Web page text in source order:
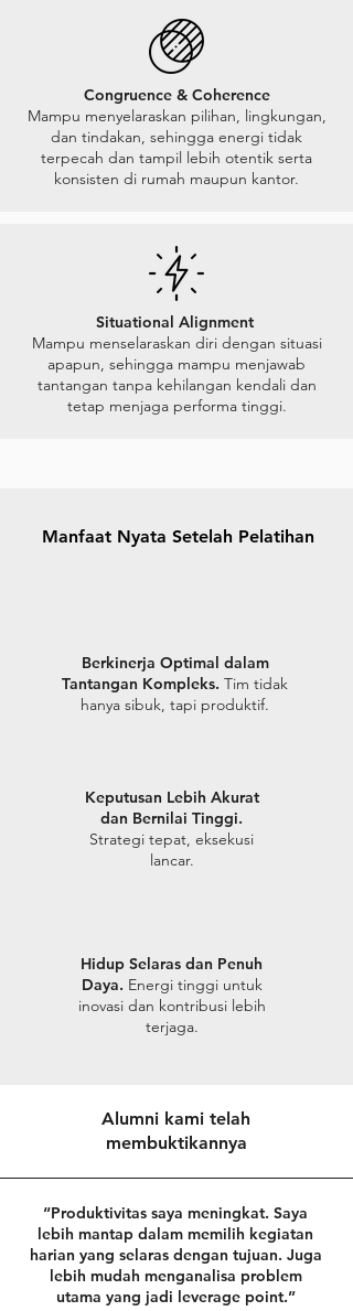
Congruence & Coherence
Mampu menyelaraskan pilihan, lingkungan,
dan tindakan, sehingga energi tidak
terpecah dan tampil lebih otentik serta
konsisten di rumah maupun kantor.
Situational Alignment
Mampu menselaraskan diri dengan situasi
apapun, sehingga mampu menjawab
tantangan tanpa kehilangan kendali dan
tetap menjaga performa tinggi.
Manfaat Nyata Setelah Pelatihan
Berkinerja Optimal dalam
Tantangan Kompleks. Tim tidak
hanya sibuk, tapi produktif.
Keputusan Lebih Akurat
dan Bernilai Tinggi.
Strategi tepat, eksekusi
lancar.
Hidup Selaras dan Penuh
Daya. Energi tinggi untuk
inovasi dan kontribusi lebih
terjaga.
Alumni kami telah
membuktikannya
“Produktivitas saya meningkat. Saya
lebih mantap dalam memilih kegiatan
harian yang selaras dengan tujuan. Juga
lebih mudah menganalisa problem
utama yang jadi leverage point.”